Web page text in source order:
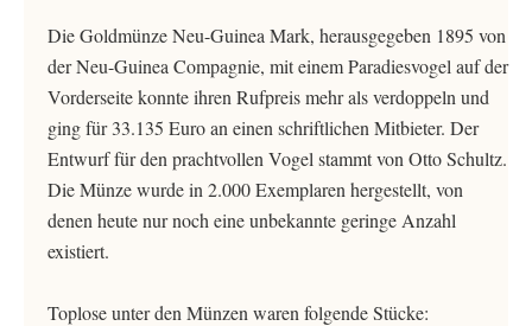
Die Goldmünze Neu-Guinea Mark, herausgegeben 1895 von
der Neu-Guinea Compagnie, mit einem Paradiesvogel auf der
Vorderseite konnte ihren Rufpreis mehr als verdoppeln und
ging für 33.135 Euro an einen schriftlichen Mitbieter. Der
Entwurf für den prachtvollen Vogel stammt von Otto Schultz.
Die Münze wurde in 2.000 Exemplaren hergestellt, von
denen heute nur noch eine unbekannte geringe Anzahl
existiert.
Toplose unter den Münzen waren folgende Stücke: